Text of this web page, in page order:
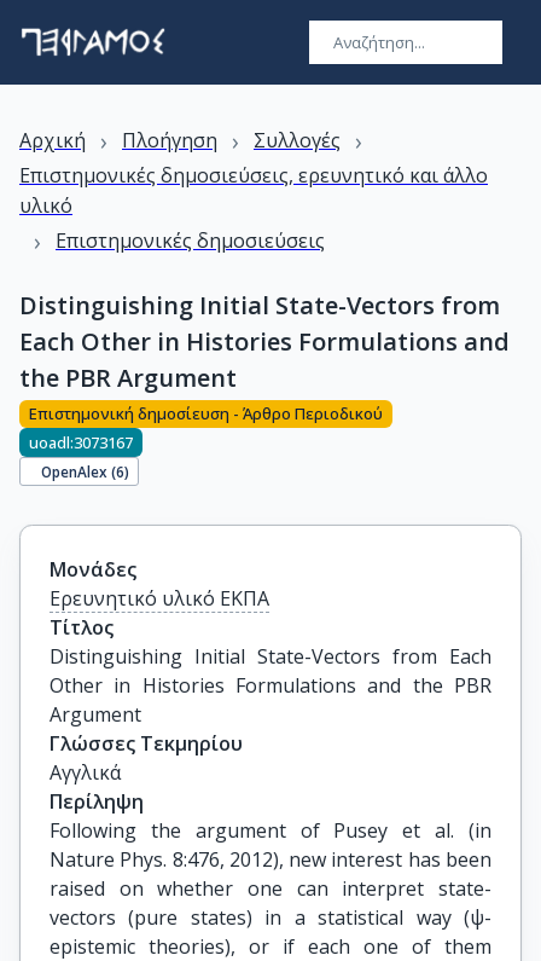
Αρχική › Πλοήγηση › Συλλογές ›
Επιστημονικές δημοσιεύσεις, ερευνητικό και άλλο
υλικό
› Επιστημονικές δημοσιεύσεις
Distinguishing Initial State-Vectors from
Each Other in Histories Formulations and
the PBR Argument
Επιστημονική δημοσίευση - Άρθρο Περιοδικού
uoadl:3073167
OpenAlex (6)
Μονάδες
Ερευνητικό υλικό ΕΚΠΑ
Τίτλος
Distinguishing Initial State-Vectors from Each
Other in Histories Formulations and the PBR
Argument
Γλώσσες Τεκμηρίου
Αγγλικά
Περίληψη
Following the argument of Pusey et al. (in
Nature Phys. 8:476, 2012), new interest has been
raised on whether one can interpret state-
vectors (pure states) in a statistical way (ψ-
epistemic theories), or if each one of them